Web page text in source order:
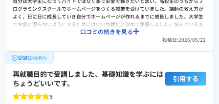
検討者向けにおすすめポイント
綺麗で賢く、美しい女性講師陣の方々がいらっしゃる学校でした。学校も綺麗で清潔な
環境でした。低価格で誰でも気軽に立ち寄れる学校だった。
ログラミングスクールでホームページをつくる授業を受けていました。講師の教え方が
よく、日に日に成長していき自分でホームページが作れるまでに成長しました。大学生
でお金に困らないようにするためにはいい作戦だと改めて実感しました。悩んでいる方
費用は安いとは言えないような額でしたが、親と相談をして出してもらうことができま
した。今後に絶海に活躍するスキルだと思うので、バイトをして稼いだお金で実践して
みたり、試行錯誤する価値はあると思います。習得が速い人では3ヶ月ほどでできるよう
になると思うので、ぜひ取り組んで欲しいです。
転職や就職/副業・独立サポートの満足度
口コミの続きを見る
投稿日:2026/05/22
受講証明済み
再就職目的で受講しました、基礎知識を学ぶには
ちょうどいいです。
引用する
5